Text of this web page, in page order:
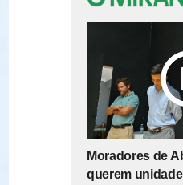
Moradores de
querem